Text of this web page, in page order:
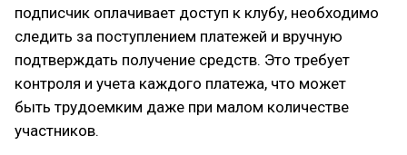
подписчик оплачивает доступ к клубу, необходимо
следить за поступлением платежей и вручную
подтверждать получение средств. Это требует
контроля и учета каждого платежа, что может
быть трудоемким даже при малом количестве
участников.